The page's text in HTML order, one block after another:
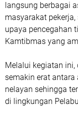
langsung berbagai
masyarakat
upaya pencegahan
Kamtibmas yang
Melalui kegiatan
semakin erat
nelayan sehingga
di lingkungan